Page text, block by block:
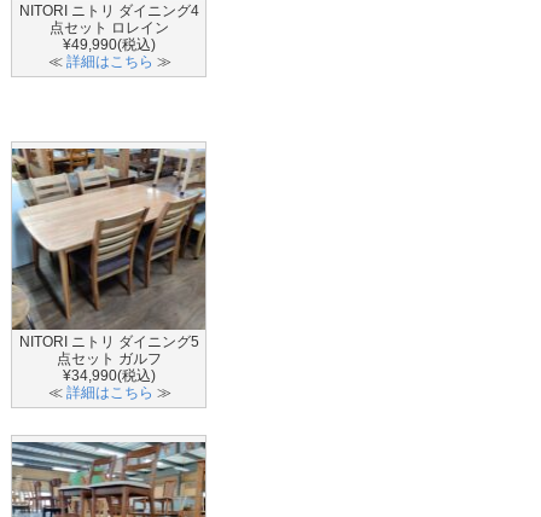
NITORI ニトリ ダイニング4
点セット ロレイン
¥49,990(税込)
≪ 詳細はこちら ≫
NITORI ニトリ ダイニング5
点セット ガルフ
¥34,990(税込)
≪ 詳細はこちら ≫